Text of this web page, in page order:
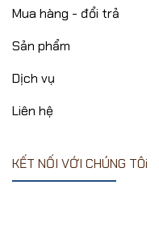
Mua hàng - đổi trả
Sản phẩm
Dịch vụ
Liên hệ
KẾT NỐI VỚI CHÚNG TÔi